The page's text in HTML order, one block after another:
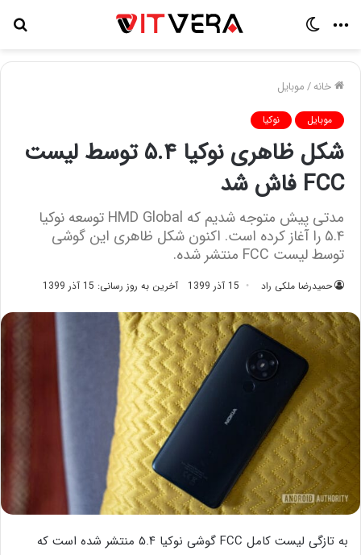
منو
خانه/موبایل
موبایل نوکیا
شکل ظاهری نوکیا ۵.۴ توسط لیست
FCC فاش شد
مدتی پیش متوجه شدیم که HMD Global توسعه نوکیا
۵.۴ را آغاز کرده است. اکنون شکل ظاهری این گوشی
توسط لیست FCC منتشر شده.
حمیدرضا ملکی راد 15 آذر 1399 آخرین به روز رسانی: 15 آذر 1399
به تازگی لیست کامل FCC گوشی نوکیا ۵.۴ منتشر شده است که